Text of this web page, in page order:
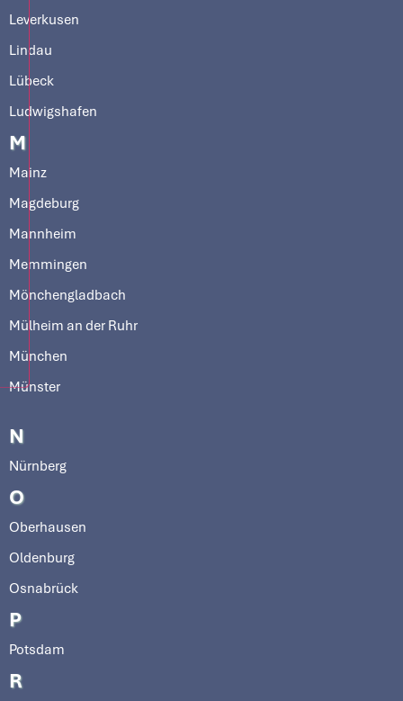
Leverkusen
Lindau
Lübeck
Ludwigshafen
M
Mainz
Magdeburg
Mannheim
Memmingen
Mönchengladbach
Mülheim an der Ruhr
München
Münster
N
Nürnberg
O
Oberhausen
Oldenburg
Osnabrück
P
Potsdam
R